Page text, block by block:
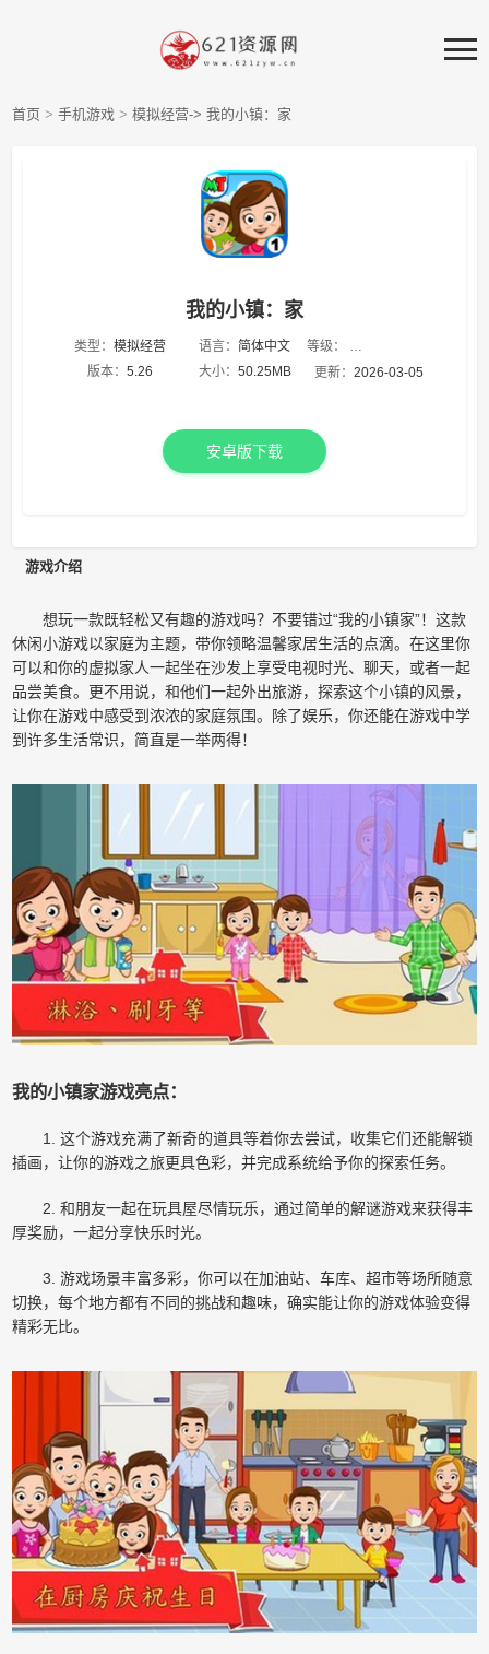
首页 >手机游戏 >模拟经营-> 我的小镇：家
我的小镇：家
类型： 模拟经营
版本： 5.26
语言： 简体中文
大小： 50.25MB
等级：
★
更新：2026-03-05
安卓版下载
游戏介绍
想玩一款既轻松又有趣的游戏吗？不要错过“我的小镇家”！这款
休闲小游戏以家庭为主题，带你领略温馨家居生活的点滴。在这里你
可以和你的虚拟家人一起坐在沙发上享受电视时光、聊天，或者一起
品尝美食。更不用说，和他们一起外出旅游，探索这个小镇的风景，
让你在游戏中感受到浓浓的家庭氛围。除了娱乐，你还能在游戏中学
到许多生活常识，简直是一举两得！
我的小镇家游戏亮点：
1. 这个游戏充满了新奇的道具等着你去尝试，收集它们还能解锁
插画，让你的游戏之旅更具色彩，并完成系统给予你的探索任务。
2. 和朋友一起在玩具屋尽情玩乐，通过简单的解谜游戏来获得丰
厚奖励，一起分享快乐时光。
3. 游戏场景丰富多彩，你可以在加油站、车库、超市等场所随意
切换，每个地方都有不同的挑战和趣味，确实能让你的游戏体验变得
精彩无比。